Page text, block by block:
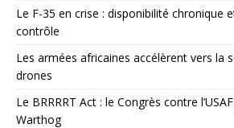
Le F-35 en crise : disponibilité chronique
contrôle
Les armées africaines accélèrent vers la
drones
Le BRRRRT Act : le Congrès contre
Warthog